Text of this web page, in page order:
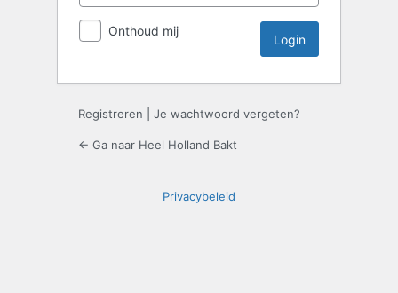
Onthoud mij
Registreren Je wachtwoord vergeten?
← Ga naar Heel Holland Bakt
Privacybeleid